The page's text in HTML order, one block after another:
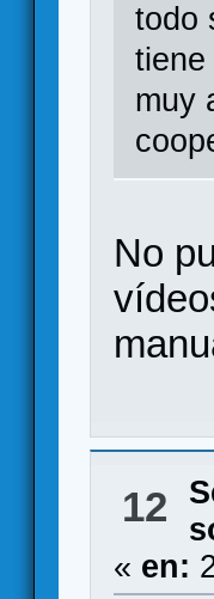
todo
muy
No
12
« en: